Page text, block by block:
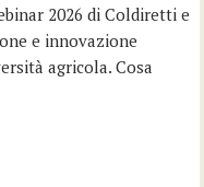
2026 di Coldiretti e
e innovazione
agricola. Cosa